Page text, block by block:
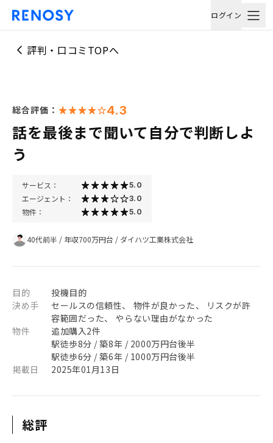
ログイン
評判・口コミTOPへ
総合評価： 4.3
話を最後まで聞いて自分で判断しよ
う
サービス： 5.0
エージェント： 3.0
物件： 5.0
40代前半 / 年収700万円台 / ダイハツ工業株式会社
目的
投機目的
決め手
セールスの信頼性、 物件が良かった、 リスクが許
容範囲だった、 やらない理由がなかった
物件
追加購入2件
駅徒歩8分 / 築8年 / 2000万円台後半
駅徒歩6分 / 築6年 / 1000万円台後半
掲載日
2025年01月13日
総評